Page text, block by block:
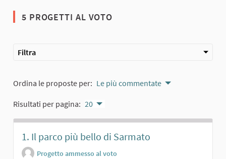
5 PROGETTI AL VOTO
Filtra
Ordina le proposte per: Le più commentate
Risultati per pagina: 20
1. Il parco più bello di Sarmato
Progetto ammesso al voto